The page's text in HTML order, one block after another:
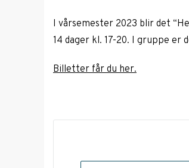
I vårsemester 2023 blir det
14 dager kl. 17-20. I gruppe er
Billetter får du her.